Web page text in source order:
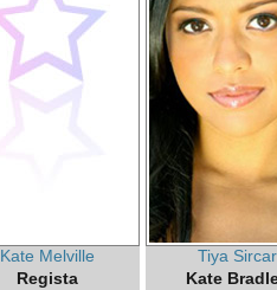
Kate Melville
Regista
Tiya Sircar
Kate